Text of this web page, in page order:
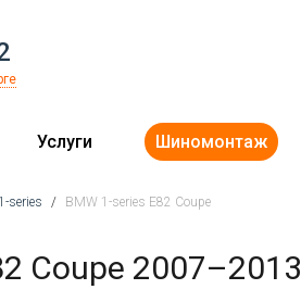
Услуги Шиномонтаж
series / BMW 1-series E82 Coupe
Coupe 2007–2013